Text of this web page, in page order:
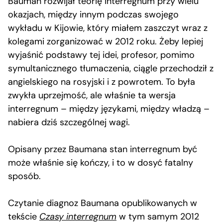
okazjach, między innym podczas swojego
wykładu w Kijowie, który miałem zaszczyt wraz z
kolegami zorganizować w 2012 roku. Żeby lepiej
wyjaśnić podstawy tej idei, profesor, pomimo
symultanicznego tłumaczenia, ciągle przechodził z
angielskiego na rosyjski i z powrotem. To była
zwykła uprzejmość, ale właśnie ta wersja
interregnum – między językami, między władzą –
nabiera dziś szczególnej wagi.
Opisany przez Baumana stan interregnum być
może właśnie się kończy, i to w dosyć fatalny
sposób.
Czytanie diagnoz Baumana opublikowanych w
tekście Czasy interregnum w tym samym 2012